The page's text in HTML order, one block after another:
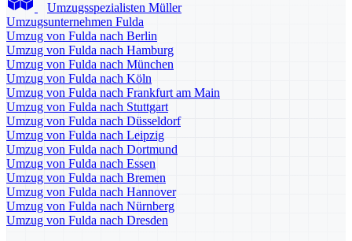
Umzugsspezialisten Müller
Umzugsunternehmen Fulda
Umzug von Fulda nach Berlin
Umzug von Fulda nach Hamburg
Umzug von Fulda nach München
Umzug von Fulda nach Köln
Umzug von Fulda nach Frankfurt am Main
Umzug von Fulda nach Stuttgart
Umzug von Fulda nach Düsseldorf
Umzug von Fulda nach Leipzig
Umzug von Fulda nach Dortmund
Umzug von Fulda nach Essen
Umzug von Fulda nach Bremen
Umzug von Fulda nach Hannover
Umzug von Fulda nach Nürnberg
Umzug von Fulda nach Dresden